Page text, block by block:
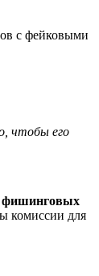
с фейковыми
чтобы его
фишинговых
комиссии для